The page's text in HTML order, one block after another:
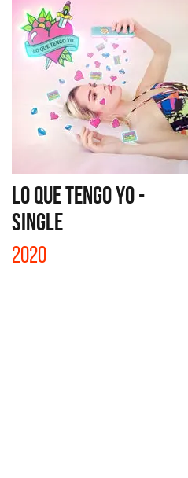
LO QUE TENGO YO -
SINGLE
2020